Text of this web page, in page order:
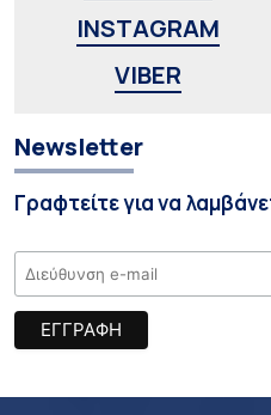
INSTAGRAM
VIBER
Newsletter
Γραφτείτε για να